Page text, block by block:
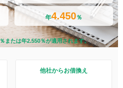
年4.450％
％または年2.550％が適用されます。
他社からお借換え